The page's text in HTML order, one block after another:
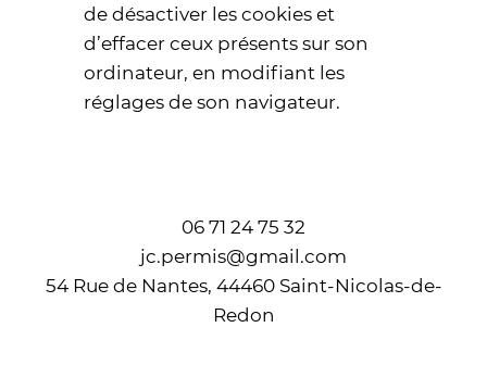
de désactiver les cookies et
d’effacer ceux présents sur son
ordinateur, en modifiant les
réglages de son navigateur.
06 71 24 75 32
jc.permis@gmail.com
54 Rue de Nantes, 44460 Saint-Nicolas-de-
Redon